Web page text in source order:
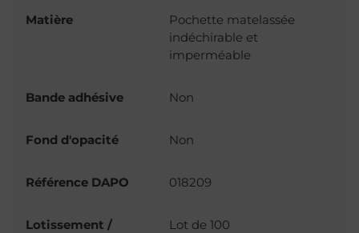
Matière
Pochette matelassée
indéchirable et
imperméable
Bande adhésive Non
Fond d'opacité Non
Référence DAPO 018209
Lotissement /
Lot de 100